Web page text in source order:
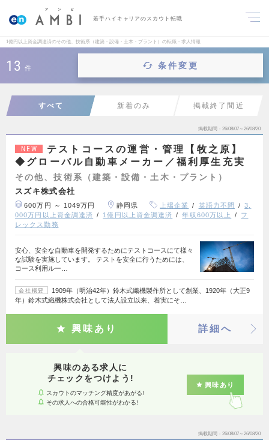
若手ハイキャリアのスカウト転職
1億円以上資金調達済のその他、技術系（建築・設備・土木・プラント）の転職・求人情報
13 件 条件変更
すべて 新着のみ 掲載終了間近
掲載期間 26/08/07～26/08/20
NEW
テストコースの運営・管理【牧之原】
◆グローバル自動車メーカー／福利厚生充実
その他、技術系（建築・設備・土木・プラント）
スズキ株式会社
600万円 ～ 1049万円 静岡県 上場企業 英語力不問
3,
000万円以上資金調達済
1億円以上資金調達済 年収600万以上
フ
レックス勤務
安心、安全な自動車を開発するためにテストコースにて様々
な試験を実施しています。 テストを安全に行うためには、
コース利用ルー…
会社概要
1909年（明治42年）鈴木式織機製作所として創業、1920年（大正9
年）鈴木式織機株式会社として法人設立以来、着実にそ…
興味あり 詳細へ
興味のある求人に
チェックをつけよう!
スカウトのマッチング精度があがる!
その求人への合格可能性がわかる!
興味あり
掲載期間 26/08/07～26/08/20